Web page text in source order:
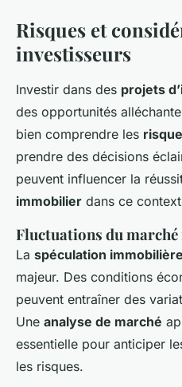
Risques et
investisseurs
Investir dans des projets
des opportunités
bien comprendre les
prendre des décisions
peuvent influencer la
immobilier dans ce
Fluctuations du
La spéculation immobilière
majeur. Des conditions
peuvent entraîner des
Une analyse de marché
essentielle pour anticiper
les risques.